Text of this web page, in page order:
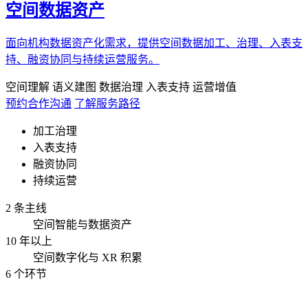
空间数据资产
面向机构数据资产化需求，提供空间数据加工、治理、入表支
持、融资协同与持续运营服务。
空间理解 语义建图 数据治理 入表支持 运营增值
预约合作沟通 了解服务路径
加工治理
入表支持
融资协同
持续运营
2 条主线
空间智能与数据资产
10 年以上
空间数字化与 XR 积累
6 个环节